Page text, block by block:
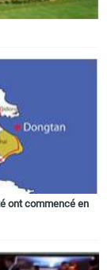
ont commencé en